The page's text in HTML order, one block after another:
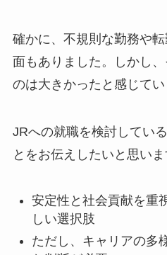
確かに、不規則な勤務や
面もありました。しかし
のは大きかったと感じてい
JRへの就職を検討してい
とをお伝えしたいと思いま
安定性と社会貢献を重
しい選択肢
ただし、キャリアの多